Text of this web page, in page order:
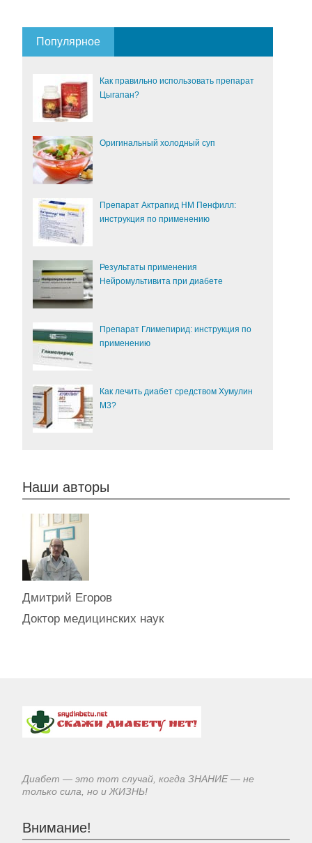
Популярное
Как правильно использовать препарат
Цыгапан?
Оригинальный холодный суп
Препарат Актрапид НМ Пенфилл:
инструкция по применению
Результаты применения
Нейромультивита при диабете
Препарат Глимепирид: инструкция по
применению
Как лечить диабет средством Хумулин
М3?
Наши авторы
Дмитрий Егоров
Доктор медицинских наук
Диабет — это тот случай, когда ЗНАНИЕ — не
только сила, но и ЖИЗНЬ!
Внимание!